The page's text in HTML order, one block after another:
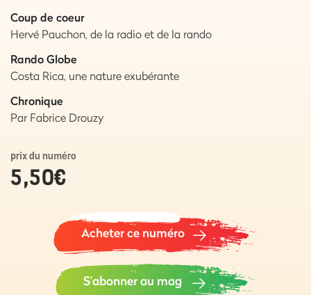
Coup de coeur
Hervé Pauchon, de la radio et de la rando
Rando Globe
Costa Rica, une nature exubérante
Chronique
Par Fabrice Drouzy
prix du numéro
5,50€
Acheter ce numéro
S’abonner au mag